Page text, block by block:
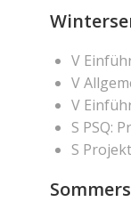
V
V
V
S PSQ:
S